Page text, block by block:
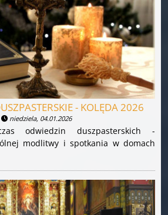
- KOLĘDA 2026
niedziela, 04.01.2026
odwiedzin duszpasterskich -
modlitwy i spotkania w domach